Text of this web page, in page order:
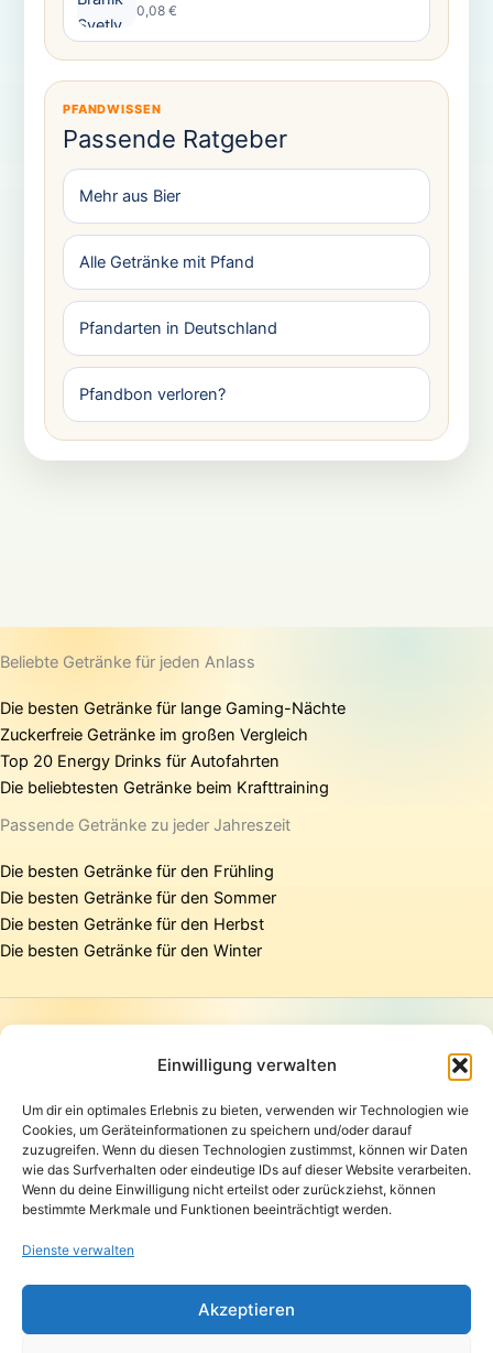
Einwilligung verwalten
Um dir ein optimales Erlebnis zu bieten, verwenden wir Technologien wie
Cookies, um Geräteinformationen zu speichern und/oder darauf
zuzugreifen. Wenn du diesen Technologien zustimmst, können wir Daten
wie das Surfverhalten oder eindeutige IDs auf dieser Website verarbeiten.
Wenn du deine Einwilligung nicht erteilst oder zurückziehst, können
bestimmte Merkmale und Funktionen beeinträchtigt werden.
Dienste verwalten
Akzeptieren
0,08 €
PFANDWISSEN
Passende Ratgeber
Mehr aus Bier
Alle Getränke mit Pfand
Pfandarten in Deutschland
Pfandbon verloren?
Beliebte Getränke für jeden Anlass
Die besten Getränke für lange Gaming-Nächte
Zuckerfreie Getränke im großen Vergleich
Top 20 Energy Drinks für Autofahrten
Die beliebtesten Getränke beim Krafttraining
Passende Getränke zu jeder Jahreszeit
Die besten Getränke für den Frühling
Die besten Getränke für den Sommer
Die besten Getränke für den Herbst
Die besten Getränke für den Winter
Presse
Datenschutzerklärung
AGB
Widerrufsbelehrung
Versand und Lieferung
Zahlungsarten
Copyright © 2026 Pfandpirat | Präsentiert vonZimmermanns
Internet & PR-Beratung